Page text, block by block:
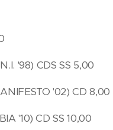
'98) CDS SS 5,00
'02) CD 8,00
'10) CD SS 10,00